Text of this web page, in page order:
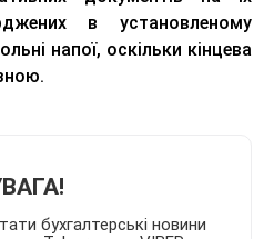
в установленому
напої, оскільки кінцева
бухгалтерські новини